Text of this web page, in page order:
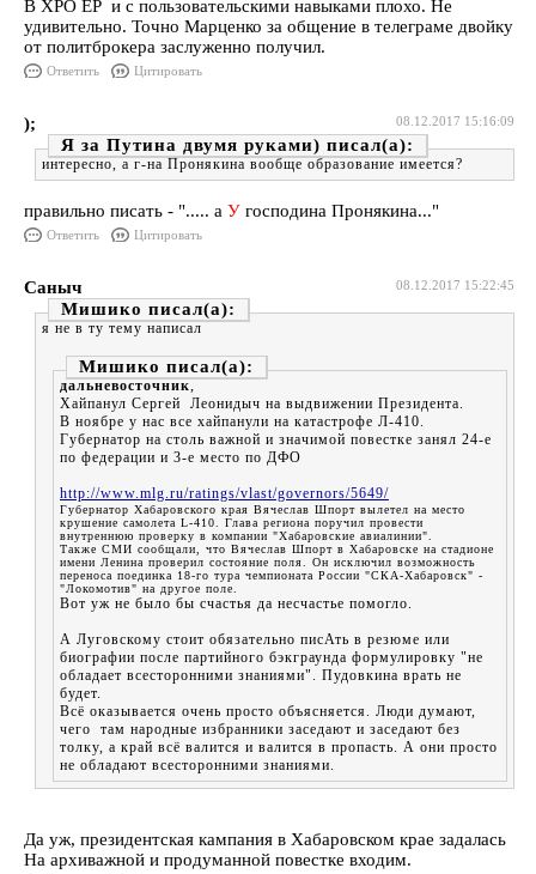
В ХРО ЕР и с пользовательскими навыками плохо. Не
удивительно. Точно Марценко за общение в телеграме двойку
от политброкера заслуженно получил.
Ответить Цитировать
08.12.2017 15:16:09
);
Я за Путина двумя руками)
интересно, а г-на Пронякина вообще образование имеется?
правильно писать - "..... а У господина Пронякина..."
Ответить Цитировать
08.12.2017 15:22:45
Саныч
Мишико
я не в ту тему написал
Мишико
дальневосточник,
Хайпанул Сергей Леонидыч на выдвижении Президента.
В ноябре у нас все хайпанули на катастрофе Л-410.
Губернатор на столь важной и значимой повестке занял 24-е
по федерации и 3-е место по ДФО
http://www.mlg.ru/ratings/vlast/governors/5649/
Губернатор Хабаровского края Вячеслав Шпорт вылетел на место
крушение самолета L-410. Глава региона поручил провести
внутреннюю проверку в компании "Хабаровские авиалинии".
Также СМИ сообщали, что Вячеслав Шпорт в Хабаровске на стадионе
имени Ленина проверил состояние поля. Он исключил возможность
переноса поединка 18-го тура чемпионата России "СКА-Хабаровск" -
"Локомотив" на другое поле.
Вот уж не было бы счастья да несчастье помогло.
А Луговскому стоит обязательно писАть в резюме или
биографии после партийного бэкграунда формулировку "не
обладает всесторонними знаниями". Пудовкина врать не
будет.
Всё оказывается очень просто объясняется. Люди думают,
чего там народные избранники заседают и заседают без
толку, а край всё валится и валится в пропасть. А они просто
не обладают всесторонними знаниями.
Да уж, президентская кампания в Хабаровском крае задалась
На архиважной и продуманной повестке входим.